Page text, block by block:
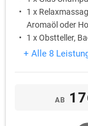
1 x
Aromaöl oder
1 x Obstteller,
1 x Nutzung des
+ Alle 8
AB